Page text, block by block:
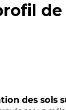
des sols